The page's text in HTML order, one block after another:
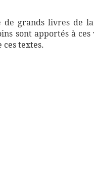
de grands livres de
sont apportés à
textes.